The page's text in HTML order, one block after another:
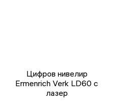
Цифров нивелир
Ermenrich Verk LD60 с
лазер